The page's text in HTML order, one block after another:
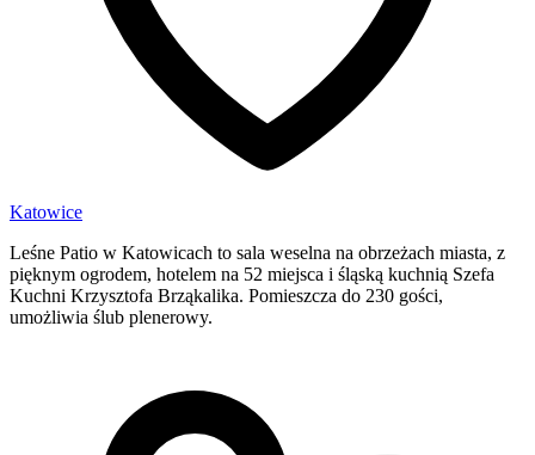
Katowice
Leśne Patio w Katowicach to sala weselna na obrzeżach miasta, z
pięknym ogrodem, hotelem na 52 miejsca i śląską kuchnią Szefa
Kuchni Krzysztofa Brząkalika. Pomieszcza do 230 gości,
umożliwia ślub plenerowy.